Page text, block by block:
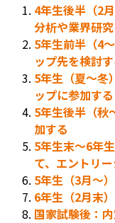
4年生後半（2
分析や業界研
5年生前半（4
ップ先を検討
5年生（夏〜冬
ップに参加する
5年生後半（秋
加する
5年生末〜6年
て、エントリ
5年生（3月〜
6年生（2月末
国家試験後：